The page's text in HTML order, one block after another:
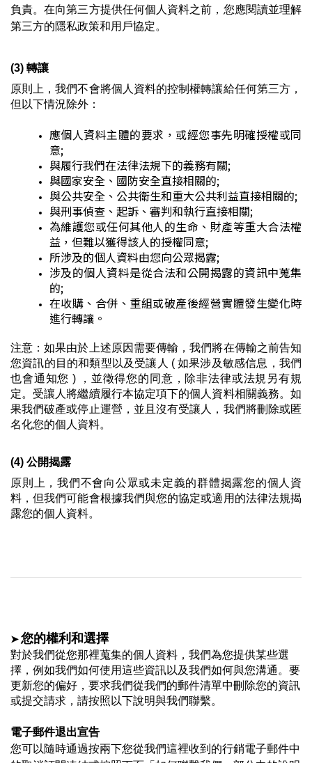
負責。在向第三方提供任何個人資料之前，您應閱讀並理解
第三方的隱私政策和用戶協定。
(3) 轉讓
原則上，我們不會將個人資料的控制權轉讓給任何第三方，
但以下情況除外：
應個人資料主體的要求，或經您事先明確授權或同
意;
與履行我們在法律法規下的義務有關;
與國家安全、國防安全直接相關的;
與公共安全、公共衛生和重大公共利益直接相關的;
與刑事偵查、起訴、審判和執行直接相關;
為維護您或任何其他人的生命、財產等重大合法權
益 ，但難以獲得該人的授權同意;
所涉及的個人資料由您向公眾揭露;
涉及的個人資料是從合法和公開揭露的資訊中蒐集
的;
在收購、合併、重組或破產後經營實體發生變化時
進行轉讓。
注意：如果由於上述原因需要傳輸，我們將在傳輸之前告知
您資訊的目的和類型以及受讓人 ( 如果涉及敏感信息，我們
也會通知您 ) ，並徵得您的同意，除非法律或法規另有規
定。受讓人將繼續履行本協定項下的個人資料相關義務。如
果我們破產或停止運營，並且沒有受讓人，我們將刪除或匿
名化您的個人資料。
(4) 公開揭露
原則上，我們不會向公眾或未定義的群體揭露您的個人資
料，但我們可能會根據我們與您的協定或適用的法律法規揭
露您的個人資料。
➤您的權利和選擇
對於我們從您那裡蒐集的個人資料，我們為您提供某些選
擇，例如我們如何使用這些資訊以及我們如何與您溝通。要
更新您的偏好，要求我們從我們的郵件清單中刪除您的資訊
或提交請求，請按照以下說明與我們聯繫。
電子郵件退出宣告
您可以隨時通過按兩下您從我們這裡收到的行銷電子郵件中